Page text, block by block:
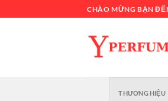
đến
CHÀO MỪNG BẠN
THƯƠNG HIỆU